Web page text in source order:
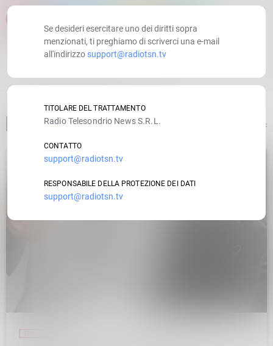
ARTICOLO PRECEDENTE
Se desideri esercitare uno dei diritti sopra
menzionati, ti preghiamo di scriverci una e-mail
all'indirizzo support@radiotsn.tv
TITOLARE DEL TRATTAMENTO
Radio Telesondrio News S.R.L.
CONTATTO
support@radiotsn.tv
RESPONSABILE DELLA PROTEZIONE DEI DATI
support@radiotsn.tv